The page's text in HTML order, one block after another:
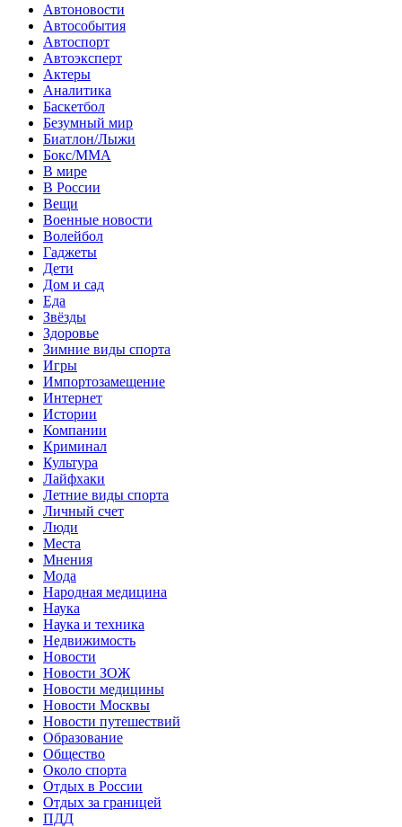
Автоновости
Автособытия
Автоспорт
Автоэксперт
Актеры
Аналитика
Баскетбол
Безумный мир
Биатлон/Лыжи
Бокс/MMA
В мире
В России
Вещи
Военные новости
Волейбол
Гаджеты
Дети
Дом и сад
Еда
Звёзды
Здоровье
Зимние виды спорта
Игры
Импортозамещение
Интернет
Истории
Компании
Криминал
Культура
Лайфхаки
Летние виды спорта
Личный счет
Люди
Места
Мнения
Мода
Народная медицина
Наука
Наука и техника
Недвижимость
Новости
Новости ЗОЖ
Новости медицины
Новости Москвы
Новости путешествий
Образование
Общество
Около спорта
Отдых в России
Отдых за границей
ПДД